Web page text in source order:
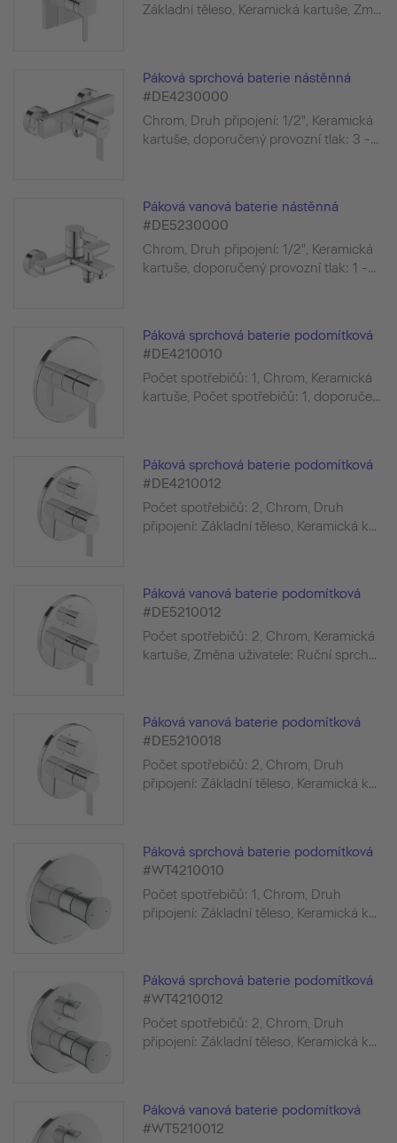
Základní těleso, Keramická kartuše, Zm...
Páková sprchová baterie nástěnná
#DE4230000
Chrom, Druh připojení: 1/2", Keramická
kartuše, doporučený provozní tlak: 3 -...
Páková vanová baterie nástěnná
#DE5230000
Chrom, Druh připojení: 1/2", Keramická
kartuše, doporučený provozní tlak: 1 -...
Páková sprchová baterie podomítková
#DE4210010
Počet spotřebičů: 1, Chrom, Keramická
kartuše, Počet spotřebičů: 1, doporuče...
Páková sprchová baterie podomítková
#DE4210012
Počet spotřebičů: 2, Chrom, Druh
připojení: Základní těleso, Keramická k...
Páková vanová baterie podomítková
#DE5210012
Počet spotřebičů: 2, Chrom, Keramická
kartuše, Změna uživatele: Ruční sprch...
Páková vanová baterie podomítková
#DE5210018
Počet spotřebičů: 2, Chrom, Druh
připojení: Základní těleso, Keramická k...
Páková sprchová baterie podomítková
#WT4210010
Počet spotřebičů: 1, Chrom, Druh
připojení: Základní těleso, Keramická k...
Páková sprchová baterie podomítková
#WT4210012
Počet spotřebičů: 2, Chrom, Druh
připojení: Základní těleso, Keramická k...
Páková vanová baterie podomítková
#WT5210012